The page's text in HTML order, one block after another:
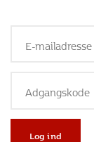
Log ind